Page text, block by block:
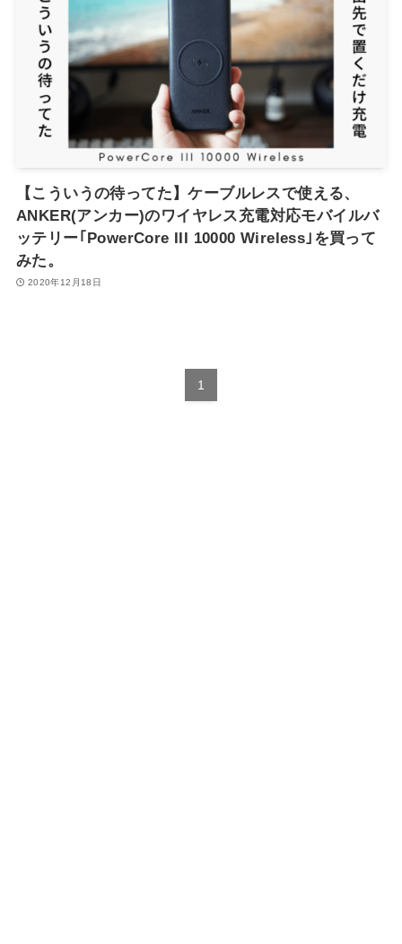
【こういうの待ってた】ケーブルレスで使える、
ANKER(アンカー)のワイヤレス充電対応モバイルバ
ッテリー｢PowerCore III 10000 Wireless｣を買って
みた。
2020年12月18日
1